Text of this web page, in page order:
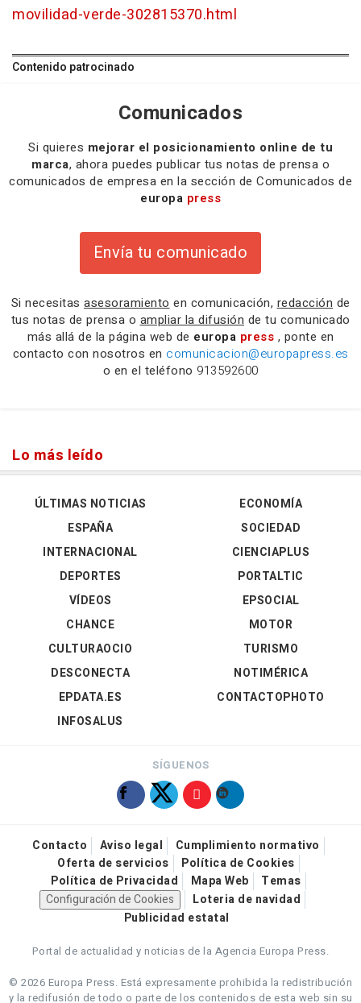
movilidad-verde-302815370.html
Contenido patrocinado
Comunicados
Si quieres mejorar el posicionamiento online de tu
marca, ahora puedes publicar tus notas de prensa o
comunicados de empresa en la sección de Comunicados de
europa press
Envía tu comunicado
Si necesitas asesoramiento en comunicación, redacción de
tus notas de prensa o ampliar la difusión de tu comunicado
más allá de la página web de europa press , ponte en
contacto con nosotros en comunicacion@europapress.es
o en el teléfono 913592600
Lo más leído
ÚLTIMAS NOTICIAS
ESPAÑA
INTERNACIONAL
DEPORTES
VÍDEOS
ECONOMÍA
SOCIEDAD
CIENCIAPLUS
PORTALTIC
EPSOCIAL
CHANCE
CULTURAOCIO
DESCONECTA
EPDATA.ES
INFOSALUS
MOTOR
TURISMO
NOTIMÉRICA
CONTACTOPHOTO
SÍGUENOS
Contacto Aviso legal
Cumplimiento normativo
Oferta de servicios
Política de Cookies
Política de Privacidad
Mapa Web
Temas
Configuración de Cookies
Loteria de navidad
Publicidad estatal
Portal de actualidad y noticias de la Agencia Europa Press.
© 2026 Europa Press. Está expresamente prohibida la redistribución
y la redifusión de todo o parte de los contenidos de esta web sin su